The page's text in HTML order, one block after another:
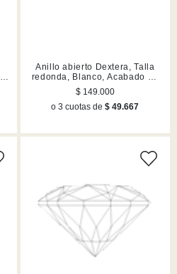
Anillo abierto Dextera, Talla
redonda, Blanco, Acabado en
tono oro
$ 149.000
o 3 cuotas de$ 49.667